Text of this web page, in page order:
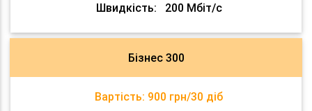
Швидкість:
200 Мбіт/с
Бізнес 300
Вартість: 900 грн/30 діб